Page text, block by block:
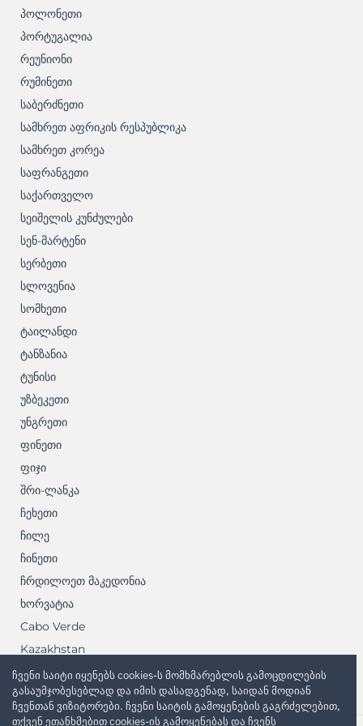
პოლონეთი
პორტუგალია
რეუნიონი
რუმინეთი
საბერძნეთი
სამხრეთ აფრიკის რესპუბლიკა
სამხრეთ კორეა
საფრანგეთი
საქართველო
სეიშელის კუნძულები
სენ-მარტენი
სერბეთი
სლოვენია
სომხეთი
ტაილანდი
ტანზანია
ტუნისი
უზბეკეთი
უნგრეთი
ფინეთი
ფიჯი
შრი-ლანკა
ჩეხეთი
ჩილე
ჩინეთი
ჩრდილოეთ მაკედონია
ხორვატია
Cabo Verde
Kazakhstan
Kyrgyzstan
Martinique
ჩვენი საიტი იყენებს cookies-ს მომხმარებლის გამოცდილების
გასაუმჯობესებლად და იმის დასადგენად, საიდან მოდიან
ჩვენთან ვიზიტორები. ჩვენი საიტის გამოყენების გაგრძელებით,
თქვენ ეთანხმებით cookies-ის გამოყენებას და ჩვენს